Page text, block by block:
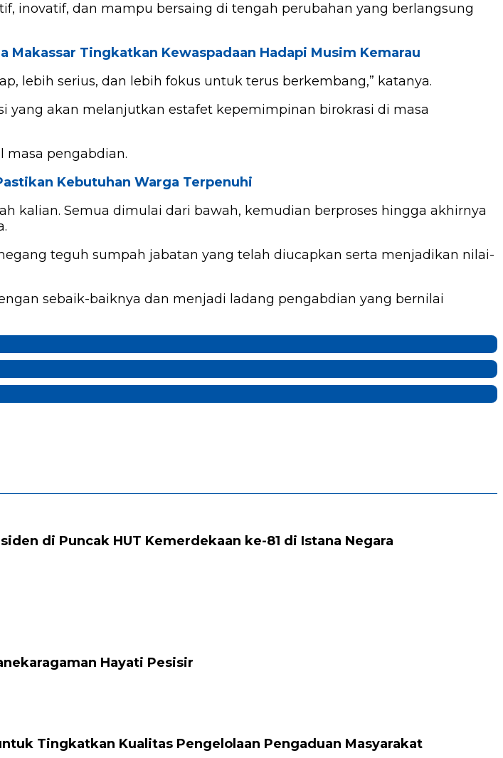
inovatif, dan mampu bersaing di tengah perubahan yang berlangsung
Makassar Tingkatkan Kewaspadaan Hadapi Musim Kemarau
lebih serius, dan lebih fokus untuk terus berkembang,” katanya.
yang akan melanjutkan estafet kepemimpinan birokrasi di masa
masa pengabdian.
Kebutuhan Warga Terpenuhi
kalian. Semua dimulai dari bawah, kemudian berproses hingga akhirnya
teguh sumpah jabatan yang telah diucapkan serta menjadikan nilai-
sebaik-baiknya dan menjadi ladang pengabdian yang bernilai
di Puncak HUT Kemerdekaan ke-81 di Istana Negara
Hayati Pesisir
Tingkatkan Kualitas Pengelolaan Pengaduan Masyarakat